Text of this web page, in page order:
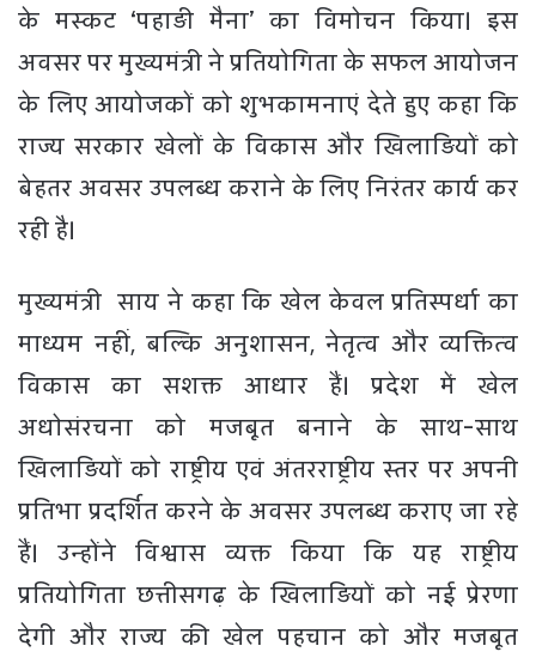
के मस्कट ‘पहाड़ी मैना’ का विमोचन किया। इस
अवसर पर मुख्यमंत्री ने प्रतियोगिता के सफल आयोजन
के लिए आयोजकों को शुभकामनाएं देते हुए कहा कि
राज्य सरकार खेलों के विकास और खिलाड़ियों को
बेहतर अवसर उपलब्ध कराने के लिए निरंतर कार्य कर
रही है।
मुख्यमंत्री साय ने कहा कि खेल केवल प्रतिस्पर्धा का
माध्यम नहीं, बल्कि अनुशासन, नेतृत्व और व्यक्तित्व
विकास का सशक्त आधार हैं। प्रदेश में खेल
अधोसंरचना को मजबूत बनाने के साथ-साथ
खिलाड़ियों को राष्ट्रीय एवं अंतरराष्ट्रीय स्तर पर अपनी
प्रतिभा प्रदर्शित करने के अवसर उपलब्ध कराए जा रहे
हैं। उन्होंने विश्वास व्यक्त किया कि यह राष्ट्रीय
प्रतियोगिता छत्तीसगढ़ के खिलाड़ियों को नई प्रेरणा
देगी और राज्य की खेल पहचान को और मजबूत